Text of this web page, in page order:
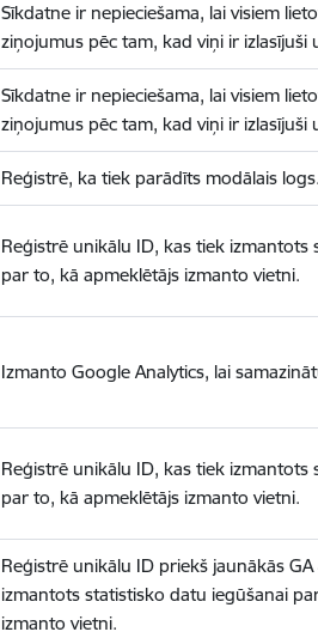
Sīkdatne ir nepieciešama, lai visiem
ziņojumus pēc tam, kad viņi ir izlasījuši
Sīkdatne ir nepieciešama, lai visiem
ziņojumus pēc tam, kad viņi ir izlasījuši
Reģistrē, ka tiek parādīts modālais logs.
Reģistrē unikālu ID, kas tiek izmantots
par to, kā apmeklētājs izmanto vietni.
Izmanto Google Analytics, lai
Reģistrē unikālu ID, kas tiek izmantots
par to, kā apmeklētājs izmanto vietni.
Reģistrē unikālu ID priekš jaunākās
izmantots statistisko datu iegūšanai
izmanto vietni.